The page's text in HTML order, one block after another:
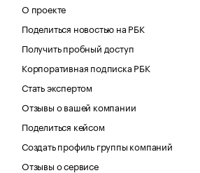
О проекте
Поделиться новостью на РБК
Получить пробный доступ
Корпоративная подписка РБК
Стать экспертом
Отзывы о вашей компании
Поделиться кейсом
Создать профиль группы компаний
Отзывы о сервисе